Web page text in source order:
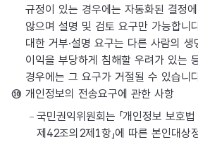
규정이 있는 경우에는 자동화된 결정
않으며 설명 및 검토 요구만 가능합니
대한 거부·설명 요구는 다른 사람의 생
이익을 부당하게 침해할 우려가 있는
경우에는 그 요구가 거절될 수 있습니
⑩ 개인정보의 전송요구에 관한 사항
국민권익위원회는 「개인정보 보호
제42조의2제1항」에 따른 본인대상